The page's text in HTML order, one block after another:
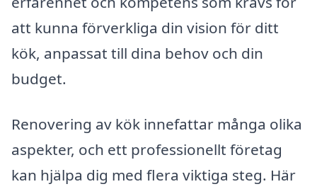
att kunna förverkliga din vision för ditt
kök, anpassat till dina behov och din
budget.
Renovering av kök innefattar många olika
aspekter, och ett professionellt företag
kan hjälpa dig med flera viktiga steg. Här